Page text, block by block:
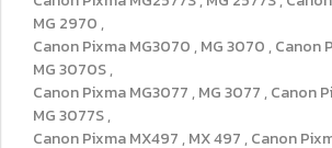
MG 2970 ,
Canon Pixma MG3070 , MG 3070 , Canon
MG 3070S ,
Canon Pixma MG3077 , MG 3077 , Canon
MG 3077S ,
Canon Pixma MX497 , MX 497 , Canon